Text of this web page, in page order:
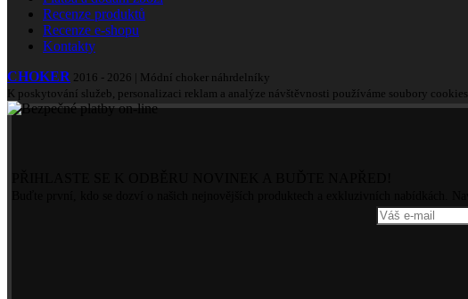
Recenze produktů
Recenze e-shopu
Kontakty
CHOKER 2016 - 2026 | Módní choker náhrdelníky
K poskytování služeb, personalizaci reklam a analýze návštěvnosti používáme soubory cookies.